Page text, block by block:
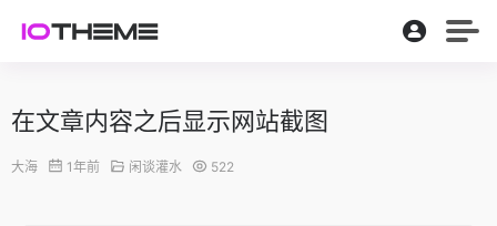
在文章内容之后显示网站截图
大海 1年前 闲谈灌水 522